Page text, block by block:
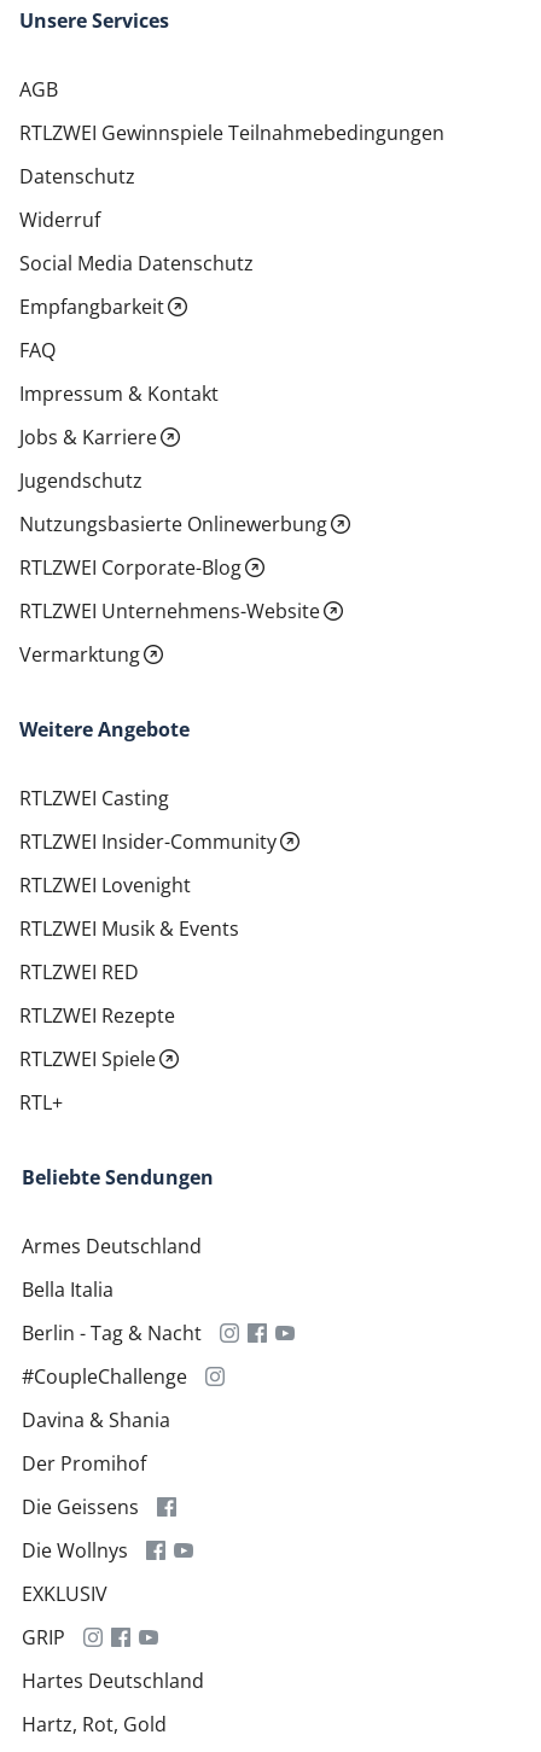
Unsere Services
AGB
RTLZWEI Gewinnspiele Teilnahmebedingungen
Datenschutz
Widerruf
Social Media Datenschutz
Empfangbarkeit
FAQ
Impressum & Kontakt
Jobs & Karriere
Jugendschutz
Nutzungsbasierte Onlinewerbung
RTLZWEI Corporate-Blog
RTLZWEI Unternehmens-Website
Vermarktung
Weitere Angebote
RTLZWEI Casting
RTLZWEI Insider-Community
RTLZWEI Lovenight
RTLZWEI Musik & Events
RTLZWEI RED
RTLZWEI Rezepte
RTLZWEI Spiele
RTL+
Beliebte Sendungen
Armes Deutschland
Bella Italia
Berlin - Tag & Nacht
#CoupleChallenge
Davina & Shania
Der Promihof
Die Geissens
Die Wollnys
EXKLUSIV
GRIP
Hartes Deutschland
Hartz, Rot, Gold